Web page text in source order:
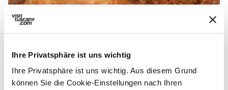
Ihre Privatsphäre ist uns wichtig
Ihre Privatsphäre ist uns wichtig. Aus diesem Grund
können Sie die Cookie-Einstellungen nach Ihren
Marocco-Brot aus Montignoso
In der Gegend von Montignoso
Küste und den Hügeln der Provinz Massa-
Carrara, wird ein Brot mit ausgeprägtem